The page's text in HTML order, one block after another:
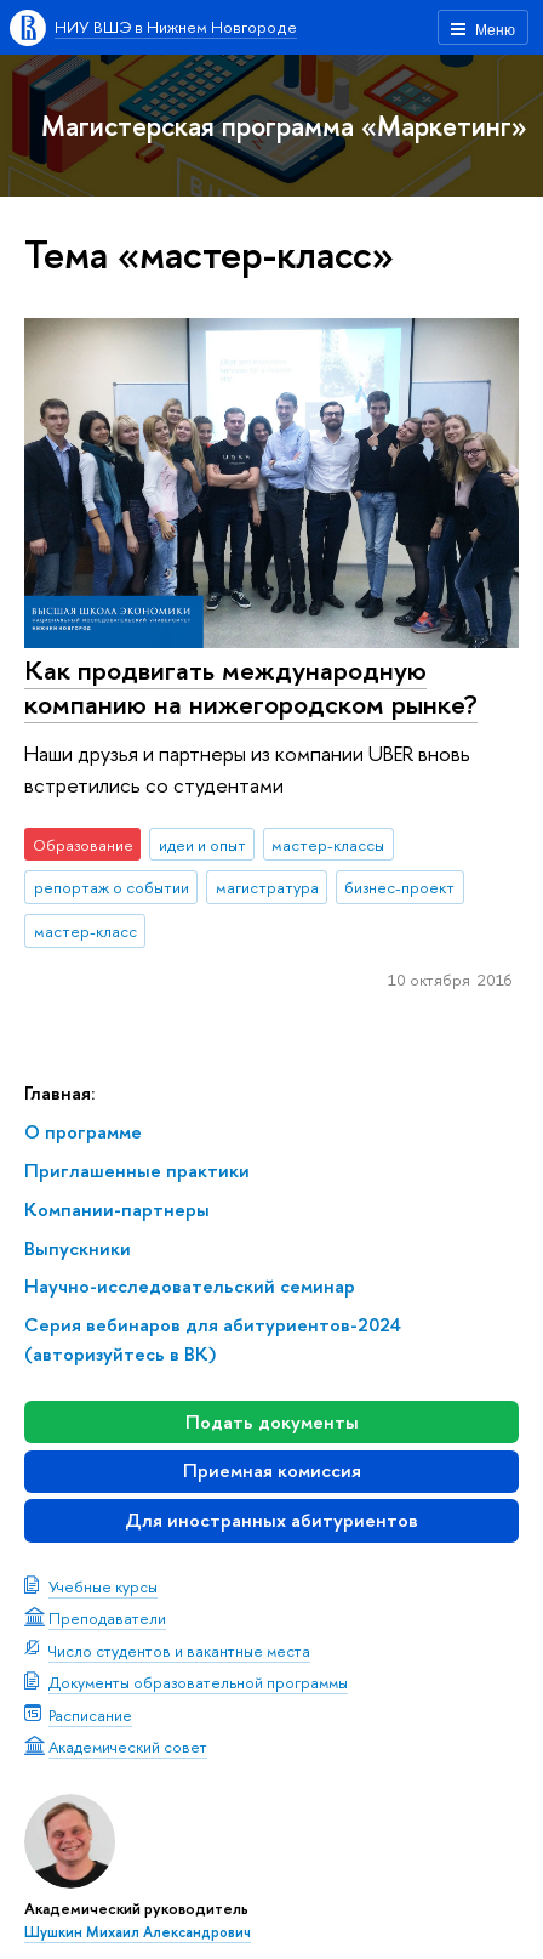
Меню
НИУ ВШЭ в Нижнем Новгороде
Магистерская программа «Маркетинг»
Главная:
О программе
Приглашенные практики
Компании-партнеры
Выпускники
Научно-исследовательский семинар
Серия вебинаров для абитуриентов-2024
(авторизуйтесь в ВК)
Подать документы
Приемная комиссия
Для иностранных абитуриентов
Учебные курсы
Преподаватели
Число студентов и вакантные места
Документы образовательной программы
Расписание
Академический совет
Академический руководитель
Шушкин Михаил Александрович
Тема «мастер-класс»
Как продвигать международную
компанию на нижегородском рынке?
Наши друзья и партнеры из компании UBER вновь
встретились со студентами
Образование идеи и опыт
мастер-классы
репортаж о событии
магистратура
бизнес-проект
мастер-класс
10 октября 2016